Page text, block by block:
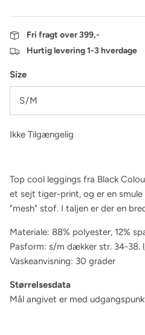
Fri fragt over 399,-
Hurtig levering 1-3 hverdage
Size
S/M
Ikke Tilgængelig
Top cool leggings fra Black
et sejt tiger-print, og er en
"mesh" stof. I taljen er der en
Materiale: 88% polyester, 12%
Pasform: s/m dækker str. 34-
Vaskeanvisning: 30 grader
Størrelsesdata
Mål angivet er med